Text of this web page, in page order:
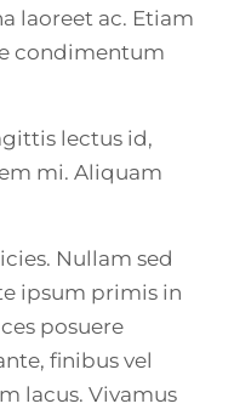
laoreet ac. Etiam
condimentum
lectus id,
mi. Aliquam
Nullam sed
ipsum primis in
posuere
finibus vel
lacus. Vivamus